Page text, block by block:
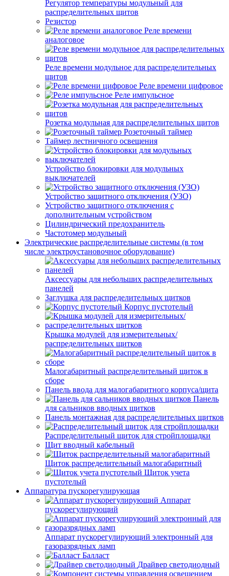
Регулятор температуры модульный для
распределительных щитов
Резистор
Реле времени
аналоговое
Реле времени модульное для распределительных
щитов
Реле времени цифровое
Реле импульсное
Розетка модульная для распределительных щитов
Розеточный таймер
Таймер лестничного освещения
Устройство блокировки для модульных
выключателей
Устройство защитного отключения (УЗО)
Устройство защитного отключения с
дополнительным устройством
Цилиндрический предохранитель
Частотомер модульный
Электрические распределительные системы (в том
числе электроустановочное оборудование)
Аксессуары для небольших распределительных
панелей
Заглушка для распределительных щитков
Корпус пустотелый
Крышка модулей для измерительных/
распределительных щитков
Малогабаритный распределительный щиток в
сборе
Панель ввода для малогабаритного корпуса/щита
Панель
для сальников вводных щитков
Панель монтажная для распределительных щитков
Распределительный щиток для стройплощадки
Щит вводный кабельный
Щиток распределительный малогабаритный
Щиток учета
пустотелый
Аппаратура пускорегулирующая
Аппарат
пускорегулирующий
Аппарат пускорегулирующий электронный для
газоразрядных ламп
Балласт
Драйвер светодиодный